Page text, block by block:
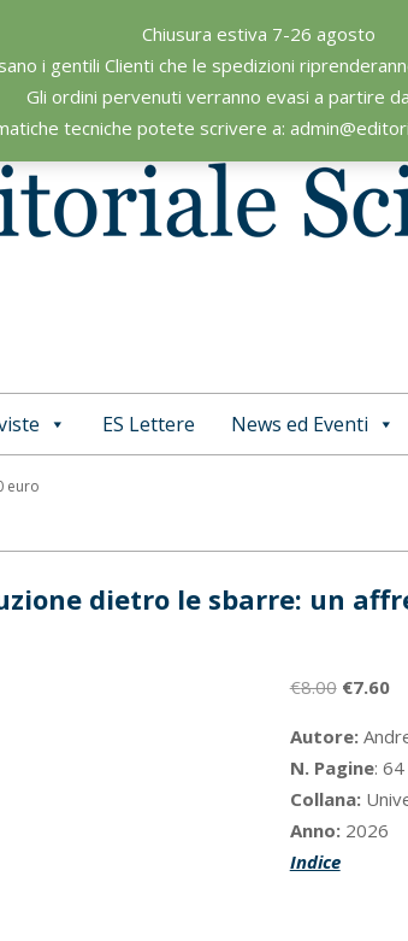
Chiusura estiva 7-26 agosto
i gentili Clienti che le spedizioni
Gli ordini pervenuti verranno evasi a partire
tecniche potete scrivere a:
Primary
ES Lettere News ed Eventi
euro
dietro le sbarre: un
€8.00 Il
era:
€8.00.
€7.60Il
è:
Autore:
N. Pagine: 64
Collana:
Anno:2026
Indice